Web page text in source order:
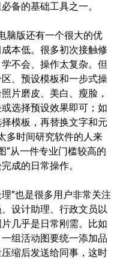
备的基础工具之一。
脑版还有一个很大的优
本低。很多初次接触修
不会、操作太复杂。但
、预设模板和一步式操
片磨皮、美白、瘦脸，
选择预设效果即可；如
模板，再替换文字和元
多时间研究软件的人来
”从一件专业门槛较高的
成的日常操作。
”也是很多用户非常关注
设计助理、行政文员以
几乎是日常刚需。比如
组活动图要统一添加品
缩后发送给同事，这时